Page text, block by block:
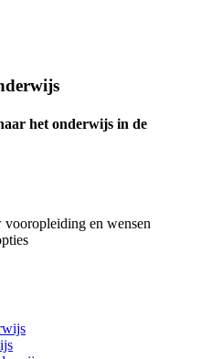
het onderwijs in de
vooropleiding en wensen